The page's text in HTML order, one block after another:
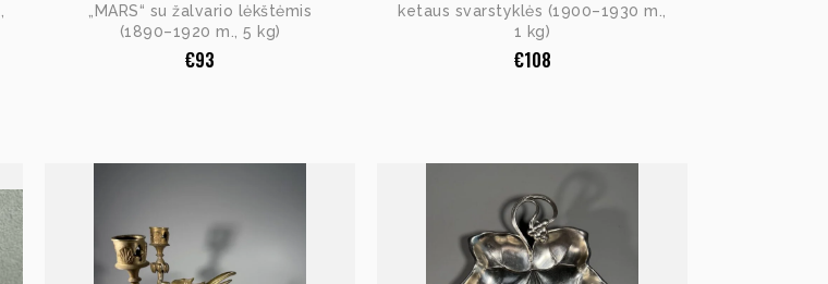
„MARS“ su žalvario lėkštėmis
(1890–1920 m., 5 kg)
€93
ketaus svarstyklės (1900–1930 m.,
1 kg)
€108